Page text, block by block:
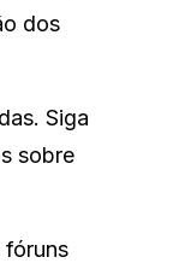
dos
Siga
sobre
fóruns